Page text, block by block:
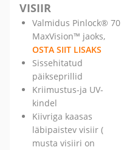
VISIIR
Valmidus Pinlock® 70
MaxVision™ jaoks,
OSTA SIIT LISAKS
Sissehitatud
päikseprillid
Kriimustus-ja UV-
kindel
Kiivriga kaasas
läbipaistev visiir (
musta visiiri on